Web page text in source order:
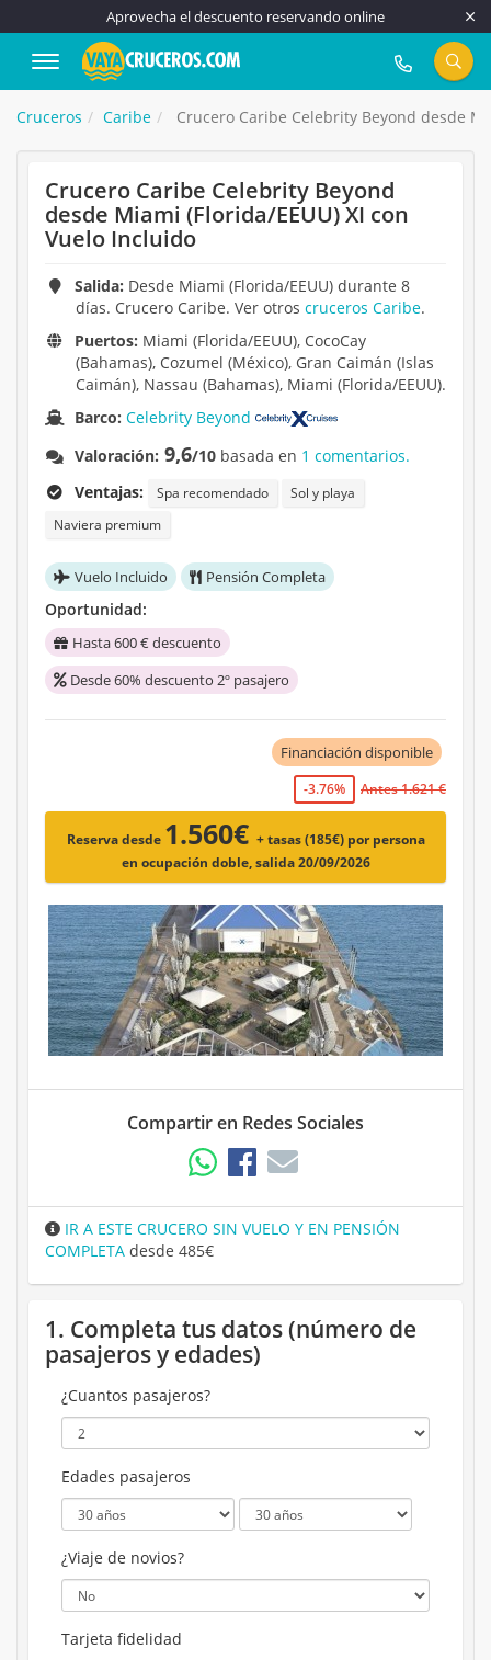
Aprovecha el descuento reservando online
917 815 555
Cruceros Caribe Crucero Caribe Celebrity Beyond desde
Crucero Caribe Celebrity Beyond
desde Miami (Florida/EEUU) XI con
Vuelo Incluido
Salida: Desde Miami (Florida/EEUU) durante 8
días. Crucero Caribe. Ver otros cruceros Caribe.
Puertos: Miami (Florida/EEUU), CocoCay
(Bahamas), Cozumel (México), Gran Caimán (Islas
Caimán), Nassau (Bahamas), Miami (Florida/EEUU).
Barco:Celebrity Beyond
Valoración: 9,6/10 basada en 1 comentarios.
Ventajas:
Spa recomendado
Sol y playa
Naviera premium
Vuelo Incluido Pensión Completa
Oportunidad:
Hasta 600 € descuento
Desde 60% descuento 2º pasajero
Financiación disponible
-3.76% Antes 1.621 €
Reserva desde 1.560€ + tasas (185€) por persona
en ocupación doble, salida 20/09/2026
Compartir en Redes Sociales
IR A ESTE CRUCERO SIN VUELO Y EN PENSIÓN
COMPLETA desde 485€
1. Completa tus datos (número de
pasajeros y edades)
¿Cuantos pasajeros?
Edades pasajeros
¿Viaje de novios?
Tarjeta fidelidad